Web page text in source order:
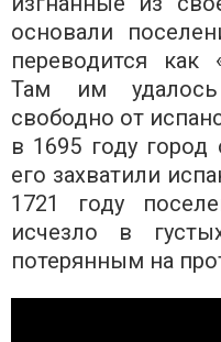
основали
переводится как
Там им
свободно от
в 1695 году
его захватили
1721 году
исчезло в
потерянным на